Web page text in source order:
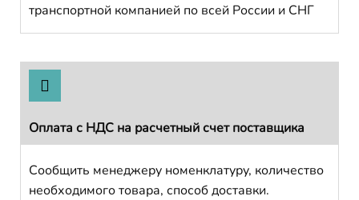
транспортной компанией по всей России и СНГ
Оплата с НДС на расчетный счет поставщика
Сообщить менеджеру номенклатуру, количество
необходимого товара, способ доставки.